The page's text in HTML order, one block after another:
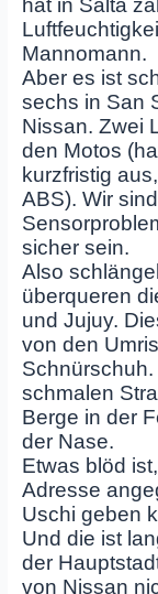
hat in Salta
Mannomann.
Aber es ist
sechs in San
Nissan. Zwei
den Motos
kurzfristig
ABS). Wir
sicher sein.
Also
überqueren
und Jujuy.
von den
schmalen
Berge in der
der Nase.
Etwas blöd
Adresse
Uschi geben
Und die ist
der
von Nissan